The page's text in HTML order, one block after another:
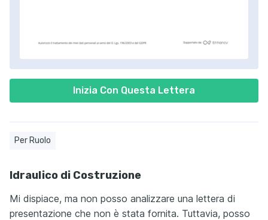
Inizia Con Questa Lettera
Per Ruolo
Idraulico di Costruzione
Mi dispiace, ma non posso analizzare una lettera di
presentazione che non è stata fornita. Tuttavia, posso